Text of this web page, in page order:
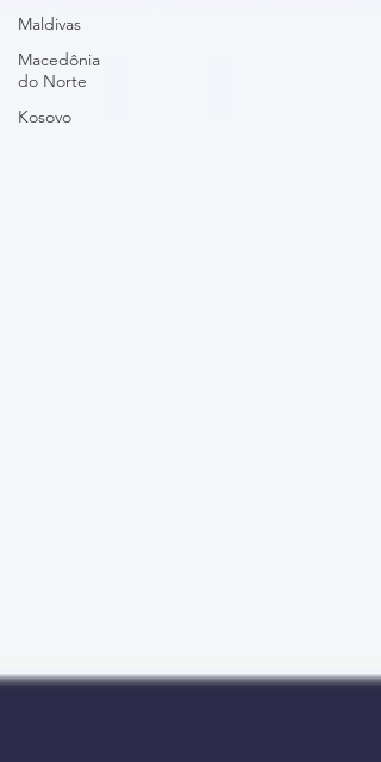
Maldivas
Macedônia
do Norte
Kosovo